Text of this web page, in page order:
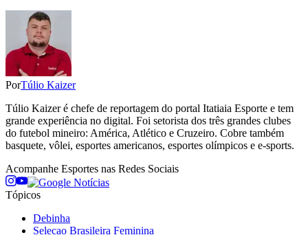
PorTúlio Kaizer
Túlio Kaizer é chefe de reportagem do portal Itatiaia Esporte e tem
grande experiência no digital. Foi setorista dos três grandes clubes
do futebol mineiro: América, Atlético e Cruzeiro. Cobre também
basquete, vôlei, esportes americanos, esportes olímpicos e e-sports.
Acompanhe Esportes nas Redes Sociais
Tópicos
Debinha
Selecao Brasileira Feminina